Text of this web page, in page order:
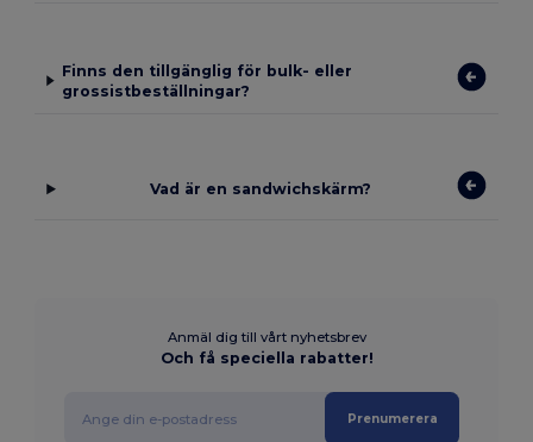
Finns den tillgänglig för bulk- eller
grossistbeställningar?
Vad är en sandwichskärm?
Anmäl dig till vårt nyhetsbrev
Och få speciella rabatter!
Prenumerera